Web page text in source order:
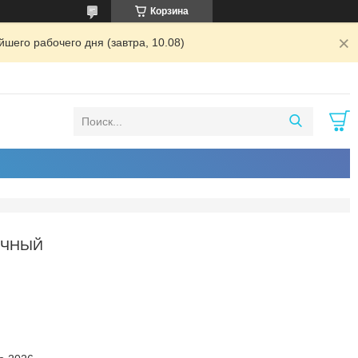
Корзина
рабочего дня (завтра, 10.08)